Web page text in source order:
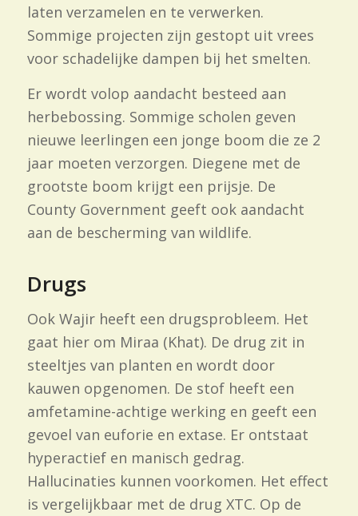
laten verzamelen en te verwerken.
Sommige projecten zijn gestopt uit vrees
voor schadelijke dampen bij het smelten.
Er wordt volop aandacht besteed aan
herbebossing. Sommige scholen geven
nieuwe leerlingen een jonge boom die ze 2
jaar moeten verzorgen. Diegene met de
grootste boom krijgt een prijsje. De
County Government geeft ook aandacht
aan de bescherming van wildlife.
Drugs
Ook Wajir heeft een drugsprobleem. Het
gaat hier om Miraa (Khat). De drug zit in
steeltjes van planten en wordt door
kauwen opgenomen. De stof heeft een
amfetamine-achtige werking en geeft een
gevoel van euforie en extase. Er ontstaat
hyperactief en manisch gedrag.
Hallucinaties kunnen voorkomen. Het effect
is vergelijkbaar met de drug XTC. Op de